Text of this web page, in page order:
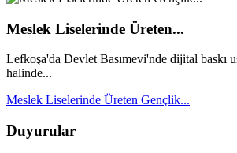
Meslek Liselerinde Üreten...
Lefkoşa'da Devlet Basımevi'nde dijital baskı
halinde...
Meslek Liselerinde Üreten Gençlik...
Duyurular